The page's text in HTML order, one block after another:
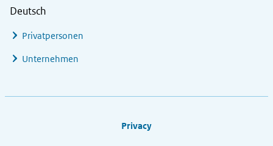
Deutsch
Privatpersonen
Unternehmen
Privacy